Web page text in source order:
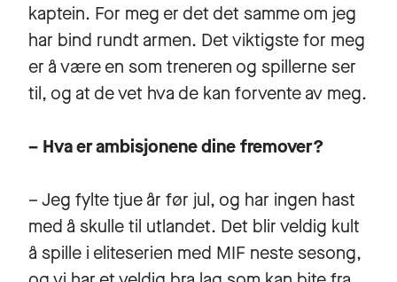
kaptein. For meg er det det samme om jeg
har bind rundt armen. Det viktigste for meg
er å være en som treneren og spillerne ser
til, og at de vet hva de kan forvente av meg.
– Hva er ambisjonene dine fremover?
– Jeg fylte tjue år før jul, og har ingen hast
med å skulle til utlandet. Det blir veldig kult
å spille i eliteserien med MIF neste sesong,